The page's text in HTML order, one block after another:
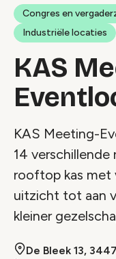
Congres en
Industriële locaties
KAS
KAS Meeting-
14 verschillende
rooftop kas met
uitzicht tot aan
kleiner
De Bleek 13,